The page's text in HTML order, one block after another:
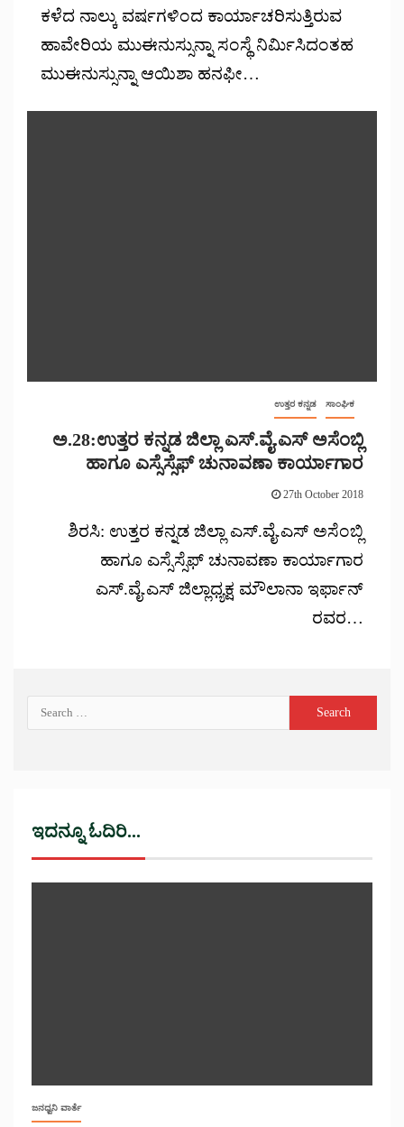
ಕಳೆದ ನಾಲ್ಕು ವರ್ಷಗಳಿಂದ ಕಾರ್ಯಾಚರಿಸುತ್ತಿರುವ
ಹಾವೇರಿಯ ಮುಈನುಸ್ಸುನ್ನಾ ಸಂಸ್ಥೆ ನಿರ್ಮಿಸಿದಂತಹ
ಮುಈನುಸ್ಸುನ್ನಾ ಆಯಿಶಾ ಹನಫೀ…
ಉತ್ತರ ಕನ್ನಡ ಸಾಂಘಿಕ
ಅ.28:ಉತ್ತರ ಕನ್ನಡ ಜಿಲ್ಲಾ ಎಸ್.ವೈ.ಎಸ್ ಅಸೆಂಬ್ಲಿ
ಹಾಗೂ ಎಸ್ಸೆಸ್ಸೆಫ್ ಚುನಾವಣಾ ಕಾರ್ಯಾಗಾರ
27th October 2018
ಶಿರಸಿ: ಉತ್ತರ ಕನ್ನಡ ಜಿಲ್ಲಾ ಎಸ್.ವೈ.ಎಸ್ ಅಸೆಂಬ್ಲಿ
ಹಾಗೂ ಎಸ್ಸೆಸ್ಸೆಫ್ ಚುನಾವಣಾ ಕಾರ್ಯಾಗಾರ
ಎಸ್.ವೈ.ಎಸ್ ಜಿಲ್ಲಾಧ್ಯಕ್ಷ ಮೌಲಾನಾ ಇರ್ಫಾನ್
ರವರ…
ಇದನ್ನೂ ಓದಿರಿ...
ಜನಧ್ವನಿ ವಾರ್ತೆ